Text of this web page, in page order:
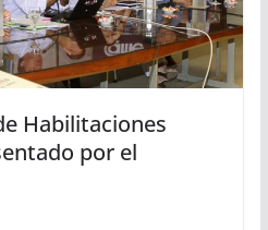
Habilitaciones
por el